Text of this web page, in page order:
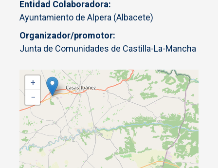
Entidad Colaboradora
Ayuntamiento de Alpera (Albacete)
Organizador/promotor
Junta de Comunidades de Castilla-La-Mancha
+
−